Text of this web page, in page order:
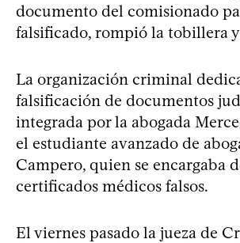
documento del comisionado
falsificado, rompió la tobillera y
La organización criminal
falsificación de documentos
integrada por la abogada
el estudiante avanzado de
Campero, quien se encargaba
certificados médicos falsos.
El viernes pasado la jueza de